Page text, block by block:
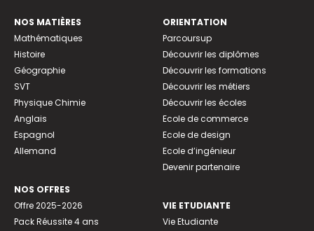
NOS MATIÈRES
Mathématiques
Histoire
Géographie
SVT
Physique Chimie
Anglais
Espagnol
Allemand
NOS OFFRES
Offre 2025-2026
Pack Réussite 4 ans
ORIENTATION
Parcoursup
Découvrir les diplômes
Découvrir les formations
Découvrir les métiers
Découvrir les écoles
Ecole de commerce
Ecole de design
Ecole d’ingénieur
Devenir partenaire
VIE ETUDIANTE
Vie Etudiante